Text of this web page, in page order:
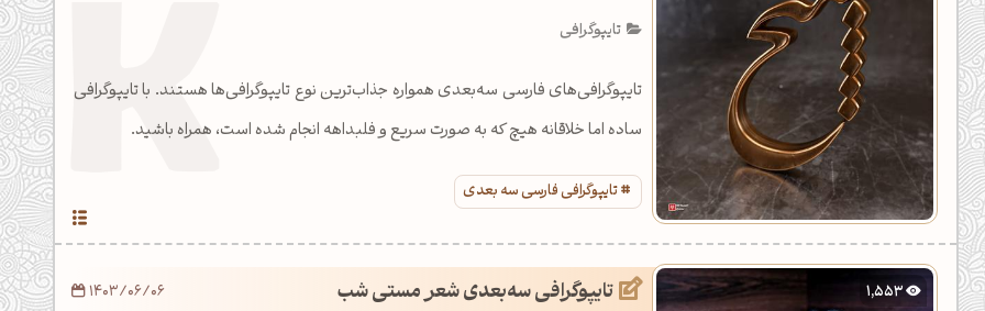
تایپوگرافی
تایپوگرافی‌های فارسی سه‌بعدی همواره جذاب‌ترین نوع تایپوگرافی‌ها هستند. با تایپوگرافی
ساده اما خلاقانه هیچ که به صورت سریع و فلبداهه انجام شده است، همراه باشید.
تایپوگرافی فارسی سه بعدی
1,553 تایپوگرافی سه‌بعدی شعر مستی شب 1403/06/06